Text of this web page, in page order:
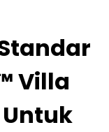
Villa